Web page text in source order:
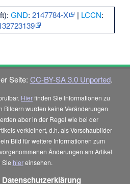
GND:2147784-X | LCCN:
Seite: CC-BY-SA 3.0 Unported.
Hierfinden Sie Informationen zu
Bildern wurden keine Veränderungen
aber in der Regel wie bei der
verkleinert, d.h. als Vorschaubilder
Bild für weitere Informationen zum
Änderungen am Artikel
Sie hiereinsehen.
Datenschutzerklärung